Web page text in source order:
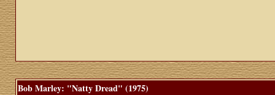
Bob Marley: "Natty Dread" (1975)